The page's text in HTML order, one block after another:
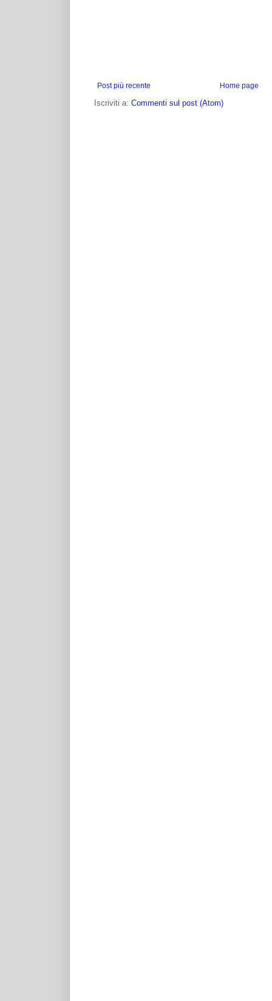
Post più recente Home page
Iscriviti a: Commenti sul post (Atom)